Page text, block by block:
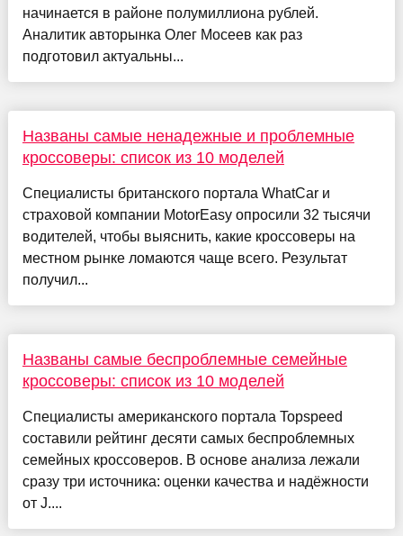
начинается в районе полумиллиона рублей.
Аналитик авторынка Олег Мосеев как раз
подготовил актуальны...
Названы самые ненадежные и проблемные
кроссоверы: список из 10 моделей
Специалисты британского портала WhatCar и
страховой компании MotorEasy опросили 32 тысячи
водителей, чтобы выяснить, какие кроссоверы на
местном рынке ломаются чаще всего. Результат
получил...
Названы самые беспроблемные семейные
кроссоверы: список из 10 моделей
Специалисты американского портала Topspeed
составили рейтинг десяти самых беспроблемных
семейных кроссоверов. В основе анализа лежали
сразу три источника: оценки качества и надёжности
от J....